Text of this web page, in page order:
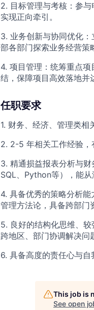
2. 目标管理与考核：参
实现正向牵引。​
3. 业务创新与协同优化
部各部门探索业务经营策
4. 项目管理：统筹重点
结，保障项目高效落地并
任职要求
1. 财务、经济、管理类相
2. 2-5 年相关工作经验，
3. ​精通损益报表分析与
SQL、Python等），能从
4. 具备优秀的策略分析
管理方法论，具备跨部门
5. 良好的结构化思维、
跨地区、部门协调解决问
6. 具备高度的责任心与自
This job is
See open